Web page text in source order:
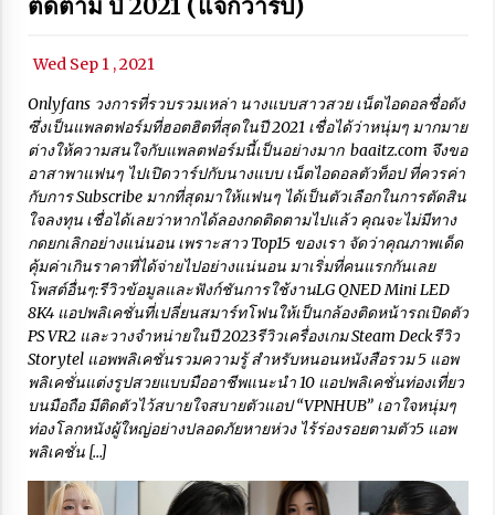
Wed Sep 1 , 2021
Onlyfans วงการที่รวบรวมเหล่า นางแบบสาวสวย เน็ตไอดอลชื่อดัง
ซึ่งเป็นแพลตฟอร์มที่ฮอตฮิตที่สุดในปี 2021 เชื่อได้ว่าหนุ่มๆ มากมาย
ต่างให้ความสนใจกับแพลตฟอร์มนี้เป็นอย่างมาก baaitz.com จึงขอ
อาสาพาแฟนๆ ไปเปิดวาร์ปกับนางแบบ เน็ตไอดอลตัวท็อป ที่ควรค่า
กับการ Subscribe มากที่สุดมาให้แฟนๆ ได้เป็นตัวเลือกในการตัดสิน
ใจลงทุน เชื่อได้เลยว่าหากได้ลองกดติดตามไปแล้ว คุณจะไม่มีทาง
กดยกเลิกอย่างแน่นอน เพราะสาว Top15 ของเรา จัดว่าคุณภาพเด็ด
คุ้มค่าเกินราคาที่ได้จ่ายไปอย่างแน่นอน มาเริ่มที่คนแรกกันเลย
โพสต์อื่นๆ:รีวิวข้อมูลและฟังก์ชันการใช้งานLG QNED Mini LED
8K4 แอปพลิเคชั่นที่เปลี่ยนสมาร์ทโฟนให้เป็นกล้องติดหน้ารถเปิดตัว
PS VR2 และวางจำหน่ายในปี 2023รีวิวเครื่องเกม Steam Deckรีวิว
Storytel แอพพลิเคชั่นรวมความรู้ สำหรับหนอนหนังสือรวม 5 แอพ
พลิเคชั่นแต่งรูปสวยแบบมืออาชีพแนะนำ 10 แอปพลิเคชั่นท่องเที่ยว
บนมือถือ มีติดตัวไว้สบายใจสบายตัวแอป “VPNHUB” เอาใจหนุ่มๆ
ท่องโลกหนังผู้ใหญ่อย่างปลอดภัยหายห่วง ไร้ร่องรอยตามตัว5 แอพ
พลิเคชั่น […]